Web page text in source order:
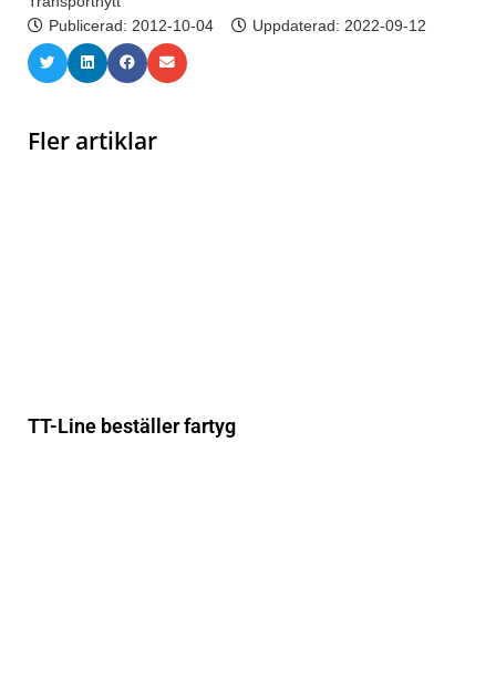
Publicerad: 2012-10-04 Uppdaterad: 2022-09-12
Fler artiklar
TT-Line beställer fartyg